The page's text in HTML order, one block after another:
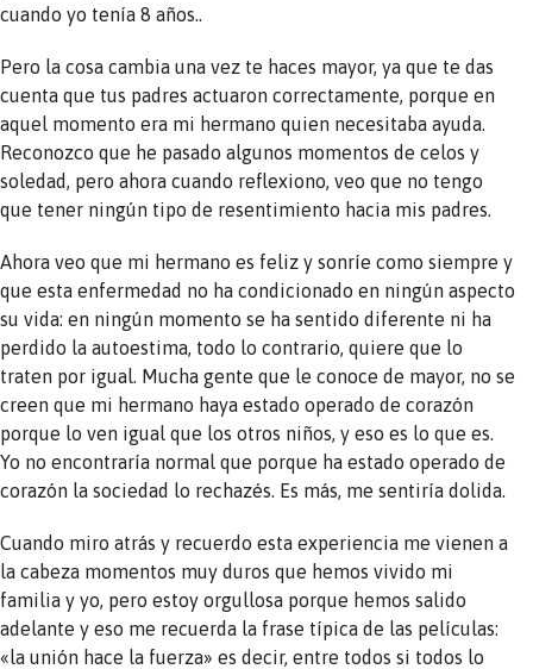
cuando yo tenía 8 años..
Pero la cosa cambia una vez te haces mayor, ya que te das
cuenta que tus padres actuaron correctamente, porque en
aquel momento era mi hermano quien necesitaba ayuda.
Reconozco que he pasado algunos momentos de celos y
soledad, pero ahora cuando reflexiono, veo que no tengo
que tener ningún tipo de resentimiento hacia mis padres.
Ahora veo que mi hermano es feliz y sonríe como siempre y
que esta enfermedad no ha condicionado en ningún aspecto
su vida: en ningún momento se ha sentido diferente ni ha
perdido la autoestima, todo lo contrario, quiere que lo
traten por igual. Mucha gente que le conoce de mayor, no se
creen que mi hermano haya estado operado de corazón
porque lo ven igual que los otros niños, y eso es lo que es.
Yo no encontraría normal que porque ha estado operado de
corazón la sociedad lo rechazés. Es más, me sentiría dolida.
Cuando miro atrás y recuerdo esta experiencia me vienen a
la cabeza momentos muy duros que hemos vivido mi
familia y yo, pero estoy orgullosa porque hemos salido
adelante y eso me recuerda la frase típica de las películas:
«la unión hace la fuerza» es decir, entre todos si todos lo